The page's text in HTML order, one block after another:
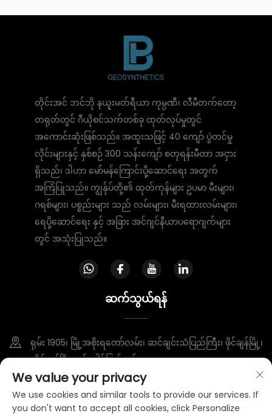
တိုင်းအင် ဘင်ဘို နယူးမတ်ရီယာ ကုမ္ပဏီ၊ လီမီတက်တော့
တရုတ်တွင် ဂီယိုစင်သက်တစ်ခု ထုတ်လုပ်မှုတွင်
အကောင်းဆုံးဖြစ်သည်။ အထူးသဖြင့် 40 ကျော် ပွဲတင်မှု
လိုင်းများနှင့် နှစ်စဉ် 300 သန်းကျော် စတုရန်းမီတာ အငှား
ရှိသည်၊ ဒါဟာ မော်မန်ကြောင်းပို့ဆောင်ရေး အတွက်
အကြံပြုသည်။ ကျွန်ုပ်တို့၏ ထုတ်ကုန်များ ဥပမာ မီးများ၊
ဂရစ်များ၊ ပစ္စည်းများ သည် လမ်းများ၊ မီးရထားလမ်းများ၊
ရေပို့ဆောင်ရေး နှင့် အခြား အင်ဂျင်နီယာပရောဂျက်များ
တွင် အသုံးပြုသည်။
ဆက်သွယ်ရန်
ရုမ်း 1905၊ မြို့အစိုးရတော်လမ်း၊ ဆင်ချင်းသံပြည်ကြီး၊ ဖိုင်ချန်မြို့၊
တိုင်အန်မြို့၊ ရှန်ဒေါင်ပြည်နယ်
+86-15953807388
[email protected]
We value your privacy
We use cookies and similar tools to provide our services. If
you don't want to accept all cookies, click Personalize